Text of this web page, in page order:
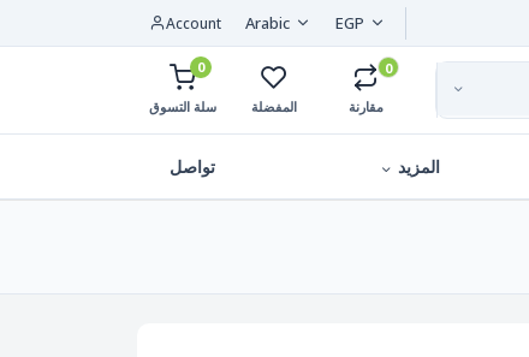
EGP
Arabic
Account
0
مقارنة المفضلة
0
سلة التسوق
المزيد تواصل